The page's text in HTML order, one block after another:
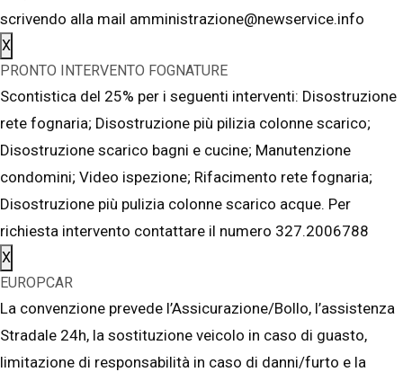
scrivendo alla mail amministrazione@newservice.info
X
PRONTO INTERVENTO FOGNATURE
Scontistica del 25% per i seguenti interventi: Disostruzione
rete fognaria; Disostruzione più pilizia colonne scarico;
Disostruzione scarico bagni e cucine; Manutenzione
condomini; Video ispezione; Rifacimento rete fognaria;
Disostruzione più pulizia colonne scarico acque. Per
richiesta intervento contattare il numero 327.2006788
X
EUROPCAR
La convenzione prevede l’Assicurazione/Bollo, l’assistenza
Stradale 24h, la sostituzione veicolo in caso di guasto,
limitazione di responsabilità in caso di danni/furto e la